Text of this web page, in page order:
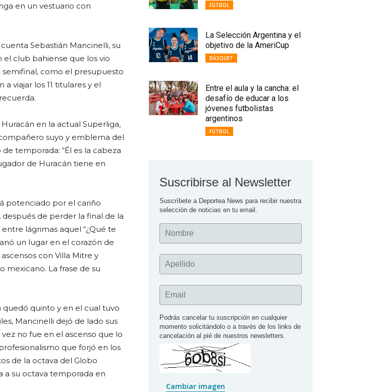
en un vestuario con
Sebastián Mancinelli, su
club bahiense que los vio
semifinal, como el presupuesto
viajar los 11 titulares y el
en la actual Superliga,
suyo y emblema del
temporada: “Él es la cabeza
de Huracán tiene en
potenciado por el cariño
de perder la final de la
lágrimas aquel “¿Qué te
un lugar en el corazón de
con Villa Mitre y
mexicano. La frase de su
quinto y en el cual tuvo
Mancinelli dejó de lado sus
no fue en el ascenso que lo
que forjó en los
de la octava del Globo
a su octava temporada en
FÚTBOL
La Selección Argentina y el
objetivo de la AmeriCup
BÁSQUET
Entre el aula y la cancha: el
desafío de educar a los
jóvenes futbolistas
argentinos
FÚTBOL
Suscribirse al Newsletter
Suscríbete a Deportea News para recibir nuestra
selección de noticias en tu email.
Nombre
Apellido
Email
Podrás cancelar tu suscripción en cualquier
momento solicitándolo o a través de los links de
cancelación al pié de nuestros newsletters.
Cambiar imagen